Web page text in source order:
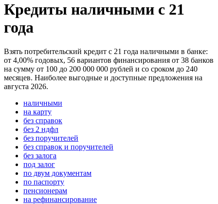
Кредиты наличными с 21
года
Взять потребительский кредит с 21 года наличными в банке:
от 4,00% годовых, 56 вариантов финансирования от 38 банков
на сумму от 100 до 200 000 000 рублей и со сроком до 240
месяцев. Наиболее выгодные и доступные предложения на
августа 2026.
наличными
на карту
без справок
без 2 ндфл
без поручителей
без справок и поручителей
без залога
под залог
по двум документам
по паспорту
пенсионерам
на рефинансирование